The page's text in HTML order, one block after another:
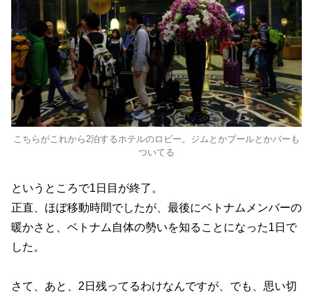
こちらがこれから2泊するホテルのロビー。ジムとかプールとかバーも
ついてる
というところで1日目が終了。
正直、ほぼ移動時間でしたが、最後にベトナムメンバーの
暖かさと、ベトナム自体の勢いを知ることになった1日で
した。
さて、あと、2日残ってるわけなんですが、でも、思い切